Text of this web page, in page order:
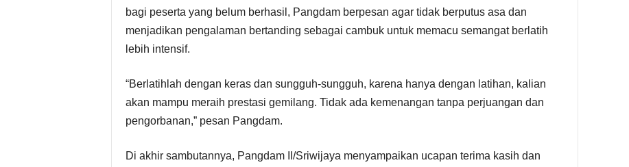
bagi peserta yang belum berhasil, Pangdam berpesan agar tidak berputus asa dan
menjadikan pengalaman bertanding sebagai cambuk untuk memacu semangat berlatih
lebih intensif.
“Berlatihlah dengan keras dan sungguh-sungguh, karena hanya dengan latihan, kalian
akan mampu meraih prestasi gemilang. Tidak ada kemenangan tanpa perjuangan dan
pengorbanan,” pesan Pangdam.
Di akhir sambutannya, Pangdam II/Sriwijaya menyampaikan ucapan terima kasih dan